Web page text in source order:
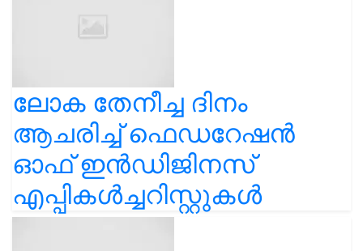
ലോക തേനീച്ച ദിനം
ആചരിച്ച് ഫെഡറേഷൻ
ഓഫ് ഇൻഡിജിനസ്
എപ്പികൾച്ചറിസ്റ്റുകൾ